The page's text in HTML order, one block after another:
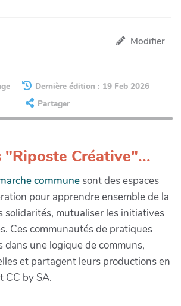
Modifier
Dernière édition : 19 Feb 2026
Partager